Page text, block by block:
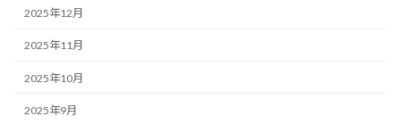
2025年12月
2025年11月
2025年10月
2025年9月